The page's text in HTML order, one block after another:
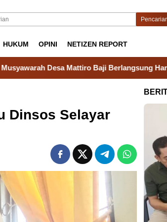
HUKUM OPINI NETIZEN REPORT
Baji Berlangsung Hangat, Camat
Dinsos Selayar